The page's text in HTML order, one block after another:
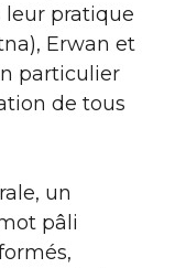
leur pratique
Erwan et
particulier
de tous
un
pâli